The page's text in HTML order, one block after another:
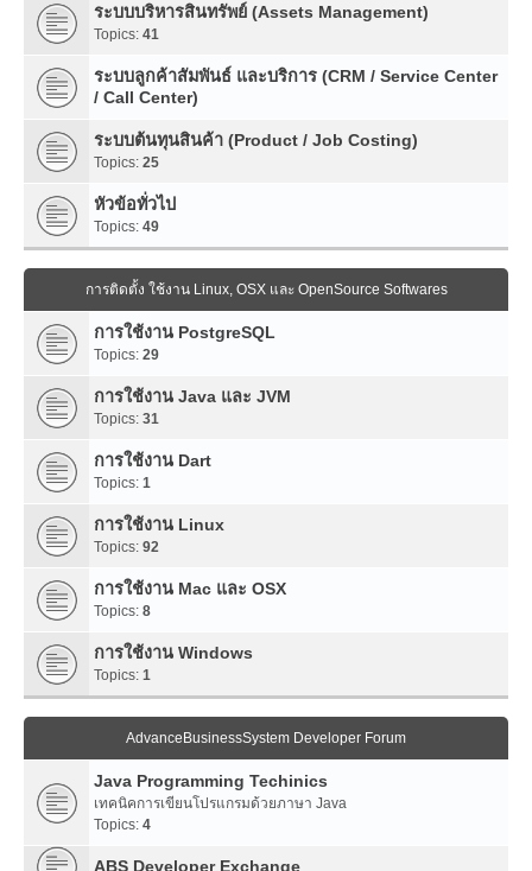
ระบบบริหารสินทรัพย์ (Assets Management)
Topics: 41
ระบบลูกค้าสัมพันธ์ และบริการ (CRM / Service Center
/ Call Center)
ระบบต้นทุนสินค้า (Product / Job Costing)
Topics: 25
หัวข้อทั่วไป
Topics: 49
การติดตั้ง ใช้งาน Linux, OSX และ OpenSource Softwares
การใช้งาน PostgreSQL
Topics: 29
การใช้งาน Java และ JVM
Topics: 31
การใช้งาน Dart
Topics: 1
การใช้งาน Linux
Topics: 92
การใช้งาน Mac และ OSX
Topics: 8
การใช้งาน Windows
Topics: 1
AdvanceBusinessSystem Developer Forum
Java Programming Techinics
เทคนิคการเขียนโปรแกรมด้วยภาษา Java
Topics: 4
ABS Developer Exchange